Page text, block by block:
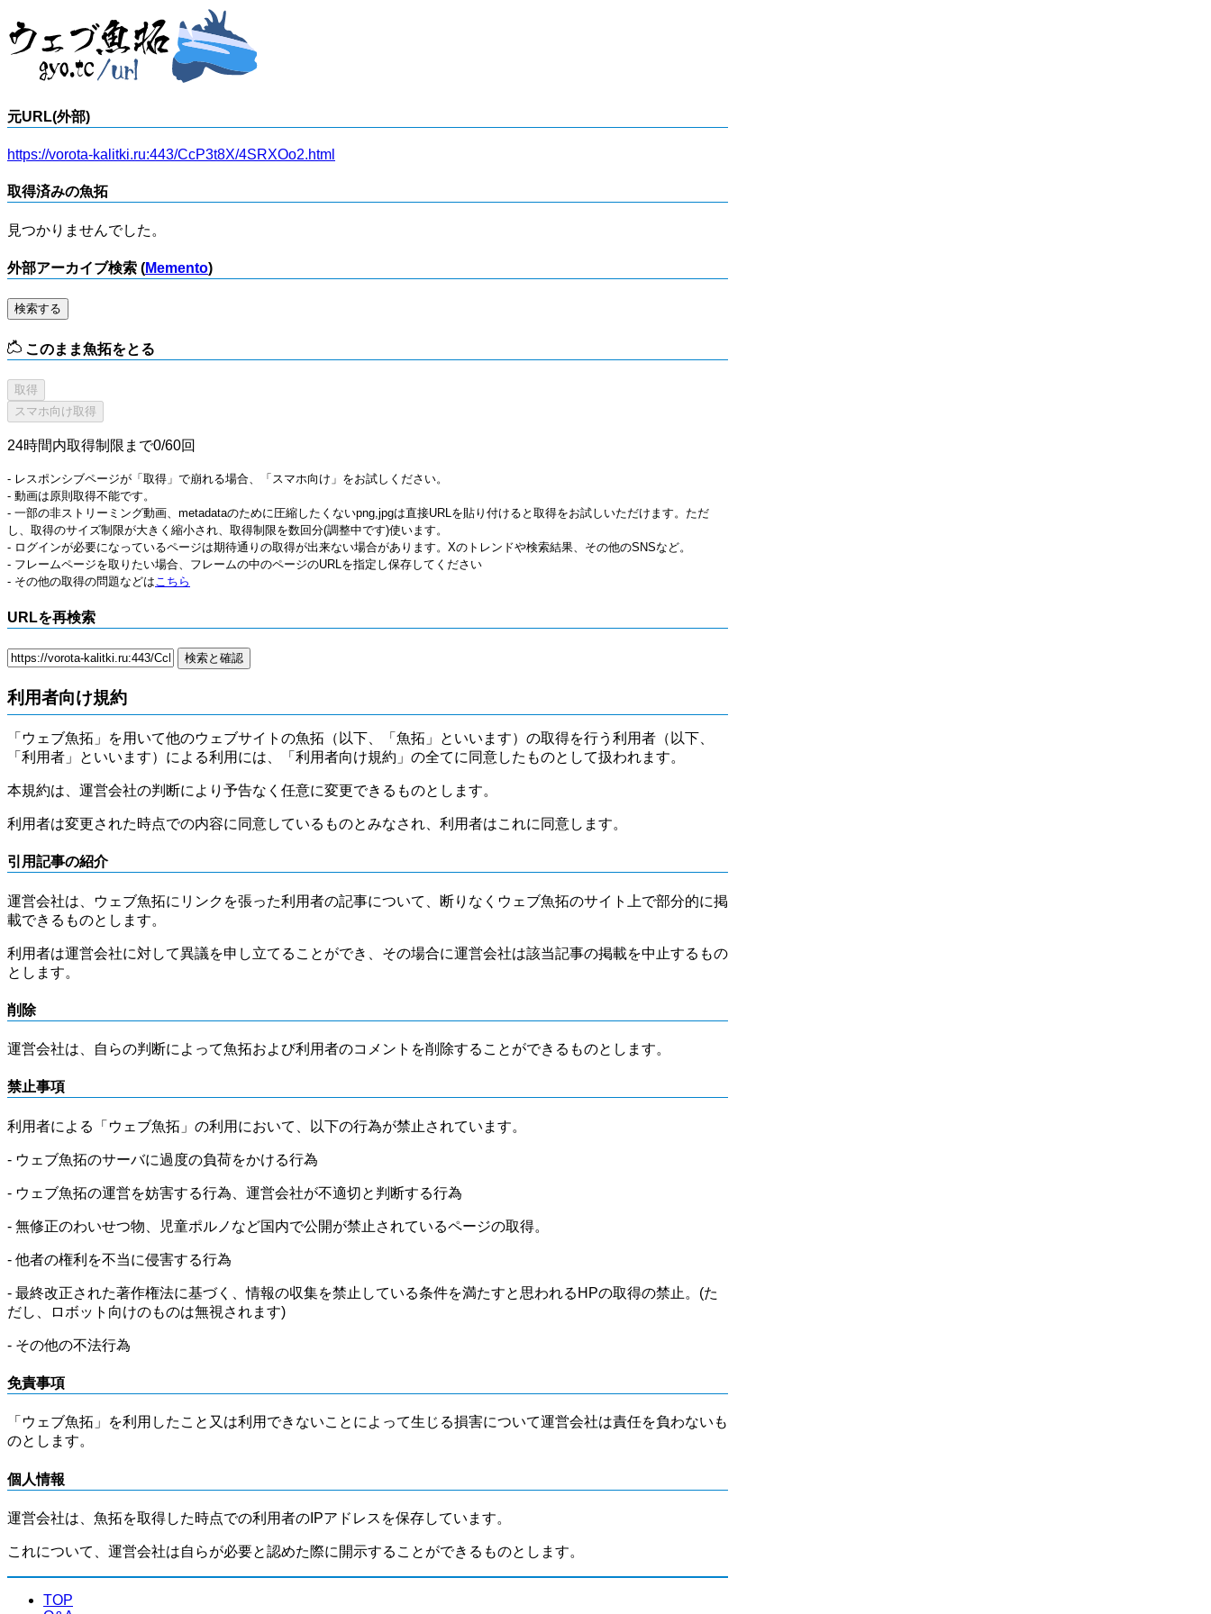
元URL(外部)
https://vorota-kalitki.ru:443/CcP3t8X/4SRXOo2.html
取得済みの魚拓
見つかりませんでした。
外部アーカイブ検索 (Memento)
検索する
このまま魚拓をとる
24時間内取得制限まで0/60回
- レスポンシブページが「取得」で崩れる場合、「スマホ向け」をお試しください。
- 動画は原則取得不能です。
- 一部の非ストリーミング動画、metadataのために圧縮したくないpng,jpgは直接URLを貼り付けると取得をお試しいただけます。ただ
し、取得のサイズ制限が大きく縮小され、取得制限を数回分(調整中です)使います。
- ログインが必要になっているページは期待通りの取得が出来ない場合があります。Xのトレンドや検索結果、その他のSNSなど。
- フレームページを取りたい場合、フレームの中のページのURLを指定し保存してください
- その他の取得の問題などは こちら
URLを再検索
利用者向け規約
「ウェブ魚拓」を用いて他のウェブサイトの魚拓（以下、「魚拓」といいます）の取得を行う利用者（以下、
「利用者」といいます）による利用には、「利用者向け規約」の全てに同意したものとして扱われます。
本規約は、運営会社の判断により予告なく任意に変更できるものとします。
利用者は変更された時点での内容に同意しているものとみなされ、利用者はこれに同意します。
引用記事の紹介
運営会社は、ウェブ魚拓にリンクを張った利用者の記事について、断りなくウェブ魚拓のサイト上で部分的に掲
載できるものとします。
利用者は運営会社に対して異議を申し立てることができ、その場合に運営会社は該当記事の掲載を中止するもの
とします。
削除
運営会社は、自らの判断によって魚拓および利用者のコメントを削除することができるものとします。
禁止事項
利用者による「ウェブ魚拓」の利用において、以下の行為が禁止されています。
- ウェブ魚拓のサーバに過度の負荷をかける行為
- ウェブ魚拓の運営を妨害する行為、運営会社が不適切と判断する行為
- 無修正のわいせつ物、児童ポルノなど国内で公開が禁止されているページの取得。
- 他者の権利を不当に侵害する行為
- 最終改正された著作権法に基づく、情報の収集を禁止している条件を満たすと思われるHPの取得の禁止。(た
だし、ロボット向けのものは無視されます)
- その他の不法行為
免責事項
「ウェブ魚拓」を利用したこと又は利用できないことによって生じる損害について運営会社は責任を負わないも
のとします。
個人情報
運営会社は、魚拓を取得した時点での利用者のIPアドレスを保存しています。
これについて、運営会社は自らが必要と認めた際に開示することができるものとします。
TOP